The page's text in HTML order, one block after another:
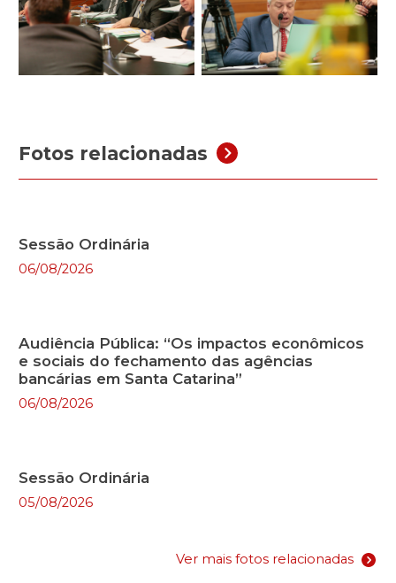
Fotos relacionadas
Sessão Ordinária
06/08/2026
Audiência Pública: “Os impactos econômicos
e sociais do fechamento das agências
bancárias em Santa Catarina”
06/08/2026
Sessão Ordinária
05/08/2026
Ver mais fotos relacionadas